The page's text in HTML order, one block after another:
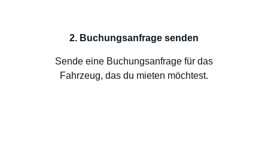
2. Buchungsanfrage senden
Sende eine Buchungsanfrage für das
Fahrzeug, das du mieten möchtest.